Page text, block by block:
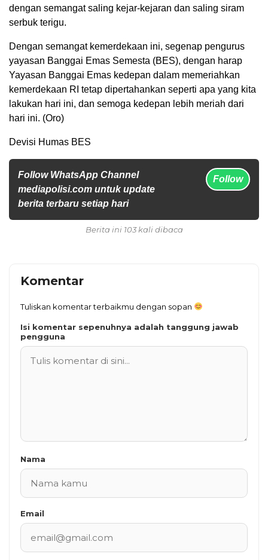
dengan semangat saling kejar-kejaran dan saling siram
serbuk terigu.
Dengan semangat kemerdekaan ini, segenap pengurus
yayasan Banggai Emas Semesta (BES), dengan harap
Yayasan Banggai Emas kedepan dalam memeriahkan
kemerdekaan RI tetap dipertahankan seperti apa yang kita
lakukan hari ini, dan semoga kedepan lebih meriah dari
hari ini. (Oro)
Devisi Humas BES
Follow WhatsApp Channel
mediapolisi.com untuk update
berita terbaru setiap hari
Follow
Berita ini 103 kali dibaca
Komentar
Tuliskan komentar terbaikmu dengan sopan
Isi komentar sepenuhnya adalah tanggung jawab
pengguna
Nama
Email